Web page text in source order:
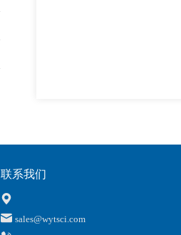
联系我们
sales@wytsci.com